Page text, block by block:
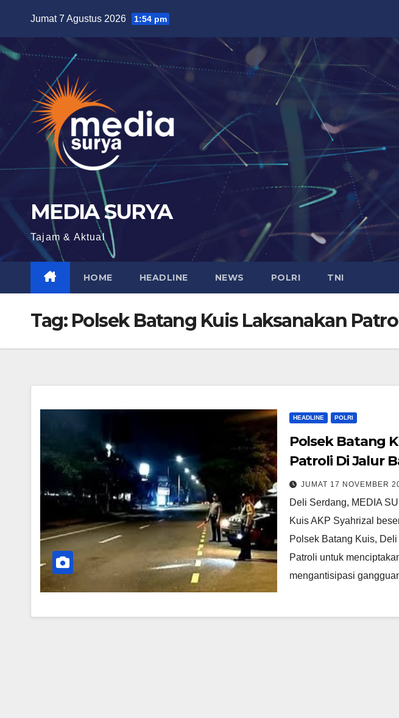
content
Jumat 7 Agustus 2026 1:54 pm
MEDIA SURYA
Tajam & Aktual
HOME HEADLINE NEWS POLRI TNI
Tag: Polsek Batang Kuis Laksanakan
HEADLINE POLRI
Polsek Batang
Patroli Di Jalur
JUMAT 17 NOVEMBER
Deli Serdang, MEDIA
Kuis AKP Syahrizal
Polsek Batang Kuis,
Patroli untuk
mengantisipasi